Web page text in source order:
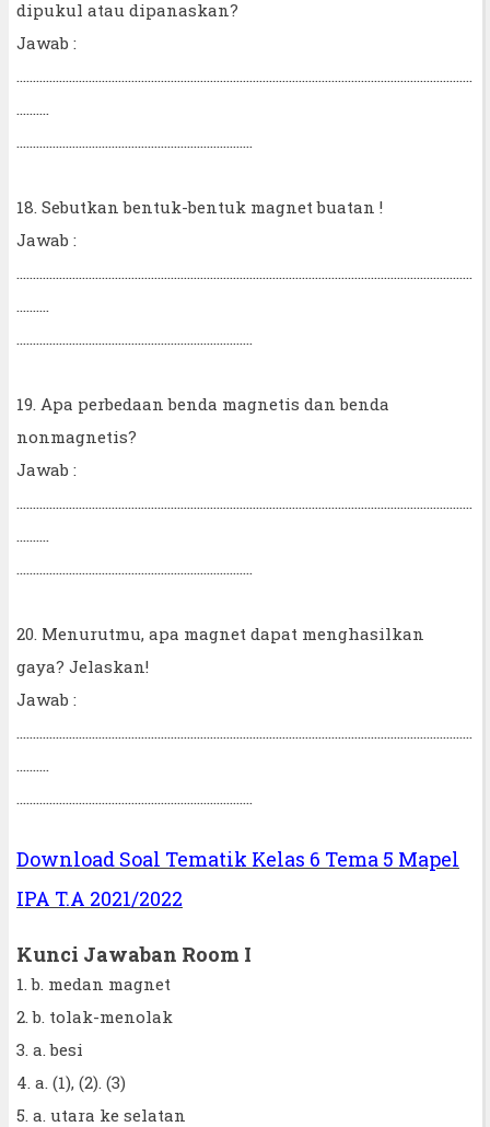
dipukul atau dipanaskan?
Jawab :
...........................................................................................................................................
..........
........................................................................
18. Sebutkan bentuk-bentuk magnet buatan !
Jawab :
...........................................................................................................................................
..........
........................................................................
19. Apa perbedaan benda magnetis dan benda
nonmagnetis?
Jawab :
...........................................................................................................................................
..........
........................................................................
20. Menurutmu, apa magnet dapat menghasilkan
gaya? Jelaskan!
Jawab :
...........................................................................................................................................
..........
........................................................................
Download Soal Tematik Kelas 6 Tema 5 Mapel
IPA T.A 2021/2022
Kunci Jawaban Room I
1. b. medan magnet
2. b. tolak-menolak
3. a. besi
4. a. (1), (2). (3)
5. a. utara ke selatan